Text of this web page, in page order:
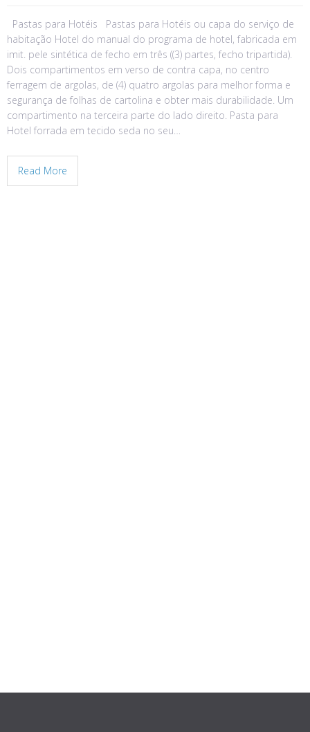
Pastas para Hotéis Pastas para Hotéis ou capa do serviço de
habitação Hotel do manual do programa de hotel, fabricada em
imit. pele sintética de fecho em três ((3) partes, fecho tripartida).
Dois compartimentos em verso de contra capa, no centro
ferragem de argolas, de (4) quatro argolas para melhor forma e
segurança de folhas de cartolina e obter mais durabilidade. Um
compartimento na terceira parte do lado direito. Pasta para
Hotel forrada em tecido seda no seu…
Read More